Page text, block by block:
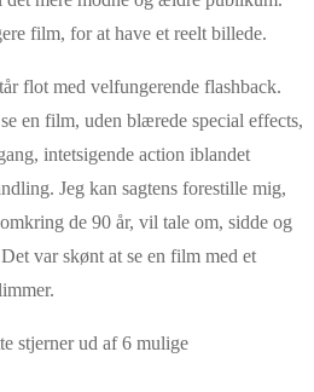
film, for at have et reelt billede.
flot med velfungerende flashback.
en film, uden blærede special effects,
intetsigende action iblandet
Jeg kan sagtens forestille mig,
de 90 år, vil tale om, sidde og
var skønt at se en film med et
stjerner ud af 6 mulige